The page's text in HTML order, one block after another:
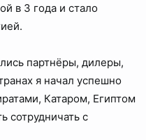
в 3 года и стало
партнёры, дилеры,
я начал успешно
Катаром, Египтом
сотрудничать с